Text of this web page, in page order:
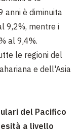
anni è diminuita
9,2%, mentre i
al 9,4%.
le regioni del
e dell'Asia
del Pacifico
a livello